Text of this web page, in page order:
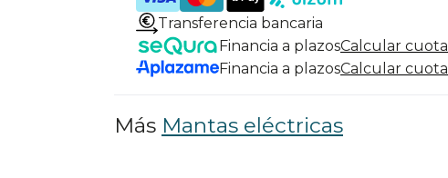
Transferencia bancaria
Financia a plazosCalcular cuota
Financia a plazosCalcular cuota
Más Mantas eléctricas